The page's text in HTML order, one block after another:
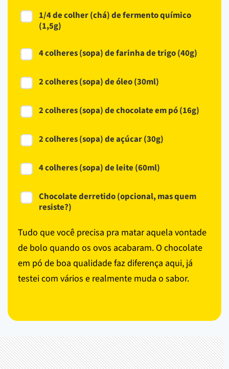
1/4 de colher (chá) de fermento químico
(1,5g)
4 colheres (sopa) de farinha de trigo (40g)
2 colheres (sopa) de óleo (30ml)
2 colheres (sopa) de chocolate em pó (16g)
2 colheres (sopa) de açúcar (30g)
4 colheres (sopa) de leite (60ml)
Chocolate derretido (opcional, mas quem
resiste?)
Tudo que você precisa pra matar aquela vontade
de bolo quando os ovos acabaram. O chocolate
em pó de boa qualidade faz diferença aqui, já
testei com vários e realmente muda o sabor.